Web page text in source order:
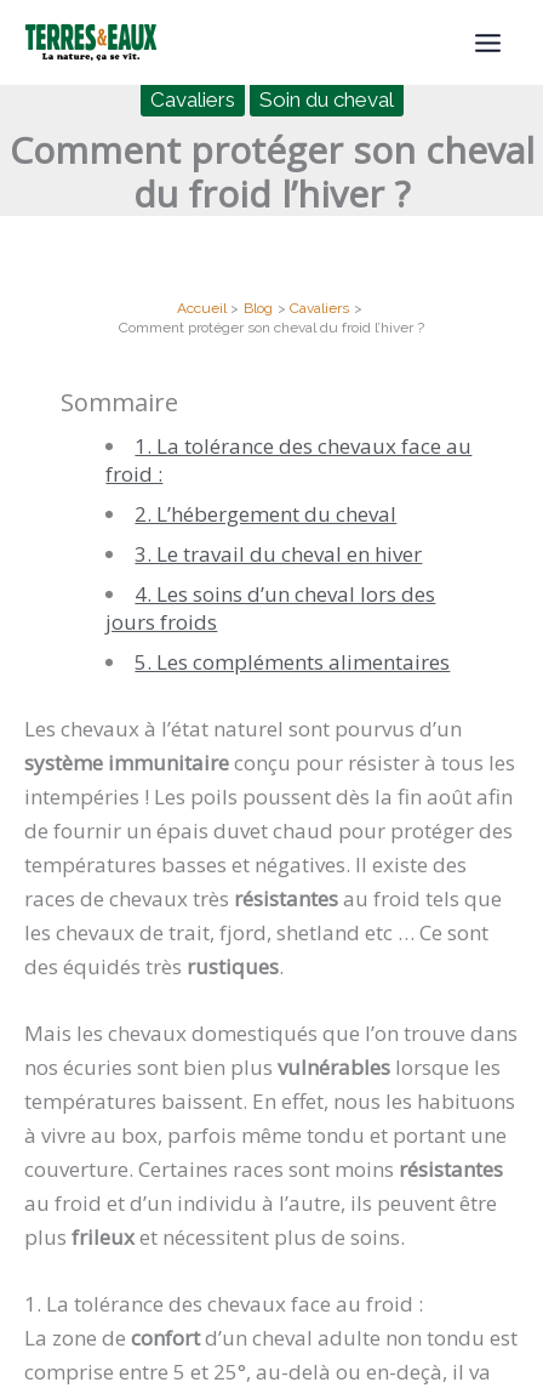
Cavaliers Soin du cheval
Comment protéger son cheval
du froid l’hiver ?
Accueil Blog
Cavaliers
Comment protéger son cheval du froid l’hiver ?
Sommaire
1. La tolérance des chevaux face au
froid :
2. L’hébergement du cheval
3. Le travail du cheval en hiver
4. Les soins d’un cheval lors des
jours froids
5. Les compléments alimentaires
Les chevaux à l’état naturel sont pourvus d’un
système immunitaireconçu pour résister à tous les
intempéries ! Les poils poussent dès la fin août afin
de fournir un épais duvet chaud pour protéger des
températures basses et négatives. Il existe des
races de chevaux très résistantesau froid tels que
les chevaux de trait, fjord, shetland etc … Ce sont
des équidés très rustiques.
Mais les chevaux domestiqués que l’on trouve dans
nos écuries sont bien plus vulnérables lorsque les
températures baissent. En effet, nous les habituons
à vivre au box, parfois même tondu et portant une
couverture. Certaines races sont moins résistantes
au froid et d’un individu à l’autre, ils peuvent être
plus frileuxet nécessitent plus de soins.
1. La tolérance des chevaux face au froid :
La zone de confortd’un cheval adulte non tondu est
comprise entre 5 et 25°, au-delà ou en-deçà, il va